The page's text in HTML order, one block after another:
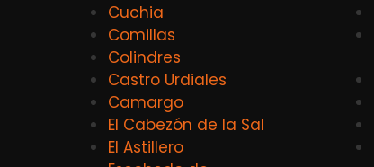
Cuchia
Comillas
Colindres
Castro Urdiales
Camargo
El Cabezón de la Sal
El Astillero